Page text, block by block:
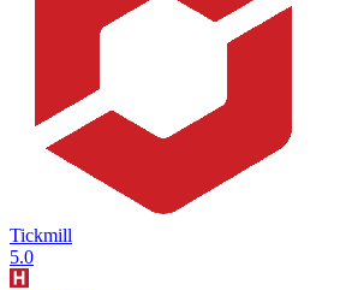
Tickmill
5.0